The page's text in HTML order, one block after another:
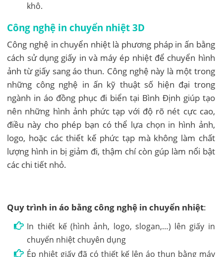
khô.
Công nghệ in chuyển nhiệt 3D
Công nghệ in chuyển nhiệt là phương pháp in ấn bằng
cách sử dụng giấy in và máy ép nhiệt để chuyển hình
ảnh từ giấy sang áo thun. Công nghệ này là một trong
những công nghệ in ấn kỹ thuật số hiện đại trong
ngành in áo đồng phục đi biển tại Bình Định giúp tạo
nên những hình ảnh phức tạp với độ rõ nét cực cao,
điều này cho phép bạn có thể lựa chọn in hình ảnh,
logo, hoặc các thiết kế phức tạp mà không làm chất
lượng hình in bị giảm đi, thậm chí còn gúp làm nổi bật
các chi tiết nhỏ.
Quy trình in áo bằng công nghệ in chuyển nhiệt:
In thiết kế (hình ảnh, logo, slogan,…) lên giấy in
chuyển nhiệt chuyên dụng
Ép nhiệt giấy đã có thiết kế lên áo thun bằng máy